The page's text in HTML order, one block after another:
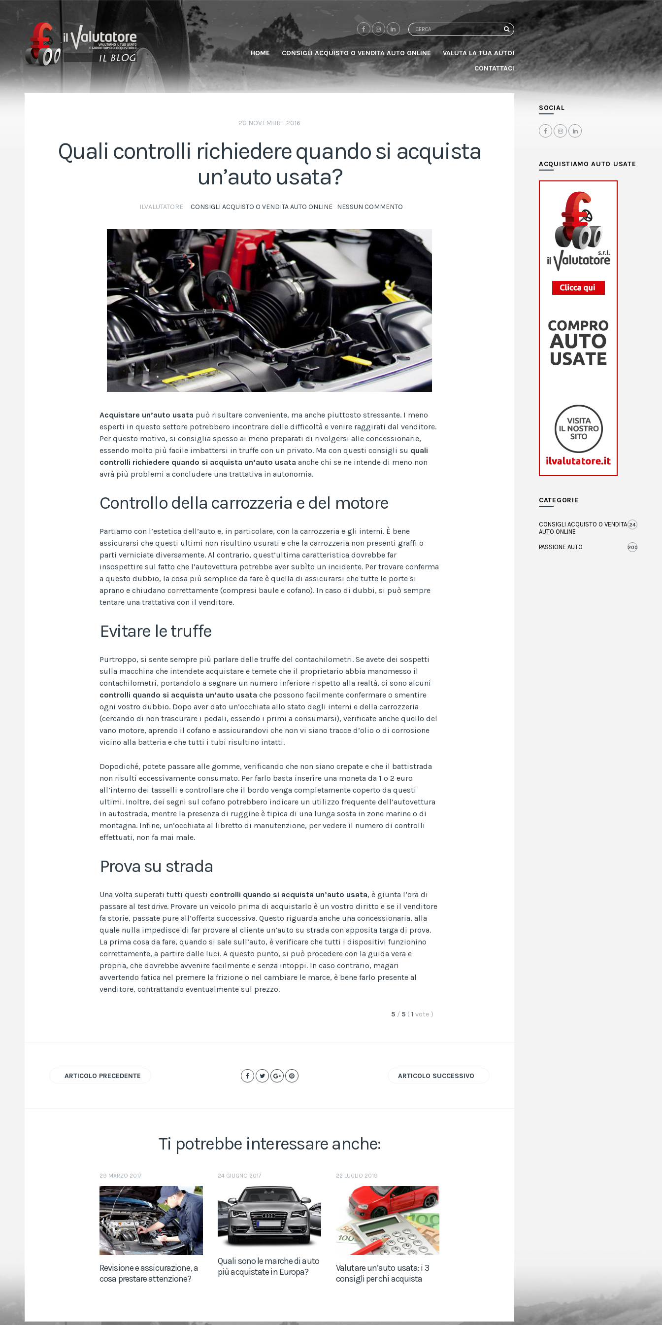
Search
for:
CERCA
HOME CONSIGLI ACQUISTO O VENDITA AUTO ONLINE
VALUTA LA TUA AUTO!
CONTATTACI
20 NOVEMBRE 2016
Quali controlli richiedere quando si acquista
un’auto usata?
ILVALUTATORE CONSIGLI ACQUISTO O VENDITA AUTO ONLINE NESSUN COMMENTO
Acquistare un’auto usata può risultare conveniente, ma anche piuttosto stressante. I meno
esperti in questo settore potrebbero incontrare delle difficoltà e venire raggirati dal venditore.
Per questo motivo, si consiglia spesso ai meno preparati di rivolgersi alle concessionarie,
essendo molto più facile imbattersi in truffe con un privato. Ma con questi consigli su quali
controlli richiedere quando si acquista un’auto usata anche chi se ne intende di meno non
avrà più problemi a concludere una trattativa in autonomia.
Controllo della carrozzeria e del motore
Partiamo con l’estetica dell’auto e, in particolare, con la carrozzeria e gli interni. È bene
assicurarsi che questi ultimi non risultino usurati e che la carrozzeria non presenti graffi o
parti verniciate diversamente. Al contrario, quest’ultima caratteristica dovrebbe far
insospettire sul fatto che l’autovettura potrebbe aver subìto un incidente. Per trovare conferma
a questo dubbio, la cosa più semplice da fare è quella di assicurarsi che tutte le porte si
aprano e chiudano correttamente (compresi baule e cofano). In caso di dubbi, si può sempre
tentare una trattativa con il venditore.
Evitare le truffe
Purtroppo, si sente sempre più parlare delle truffe del contachilometri. Se avete dei sospetti
sulla macchina che intendete acquistare e temete che il proprietario abbia manomesso il
contachilometri, portandolo a segnare un numero inferiore rispetto alla realtà, ci sono alcuni
controlli quando si acquista un’auto usata che possono facilmente confermare o smentire
ogni vostro dubbio. Dopo aver dato un’occhiata allo stato degli interni e della carrozzeria
(cercando di non trascurare i pedali, essendo i primi a consumarsi), verificate anche quello del
vano motore, aprendo il cofano e assicurandovi che non vi siano tracce d’olio o di corrosione
vicino alla batteria e che tutti i tubi risultino intatti.
Dopodiché, potete passare alle gomme, verificando che non siano crepate e che il battistrada
non risulti eccessivamente consumato. Per farlo basta inserire una moneta da 1 o 2 euro
all’interno dei tasselli e controllare che il bordo venga completamente coperto da questi
ultimi. Inoltre, dei segni sul cofano potrebbero indicare un utilizzo frequente dell’autovettura
in autostrada, mentre la presenza di ruggine è tipica di una lunga sosta in zone marine o di
montagna. Infine, un’occhiata al libretto di manutenzione, per vedere il numero di controlli
effettuati, non fa mai male.
Prova su strada
Una volta superati tutti questi controlli quando si acquista un’auto usata, è giunta l’ora di
passare al test drive. Provare un veicolo prima di acquistarlo è un vostro diritto e se il venditore
fa storie, passate pure all’offerta successiva. Questo riguarda anche una concessionaria, alla
quale nulla impedisce di far provare al cliente un’auto su strada con apposita targa di prova.
La prima cosa da fare, quando si sale sull’auto, è verificare che tutti i dispositivi funzionino
correttamente, a partire dalle luci. A questo punto, si può procedere con la guida vera e
propria, che dovrebbe avvenire facilmente e senza intoppi. In caso contrario, magari
avvertendo fatica nel premere la frizione o nel cambiare le marce, è bene farlo presente al
venditore, contrattando eventualmente sul prezzo.
5 / 5 ( 1 vote )
ARTICOLO PRECEDENTE ARTICOLO SUCCESSIVO
Ti potrebbe interessare anche:
29 MARZO 2017
Revisione e assicurazione, a
cosa prestare attenzione?
24 GIUGNO 2017
Quali sono le marche di auto
più acquistate in Europa?
22 LUGLIO 2019
Valutare un’auto usata: i 3
consigli per chi acquista
SOCIAL
ACQUISTIAMO AUTO USATE
CATEGORIE
CONSIGLI ACQUISTO O VENDITA
AUTO ONLINE
24
PASSIONE AUTO 200